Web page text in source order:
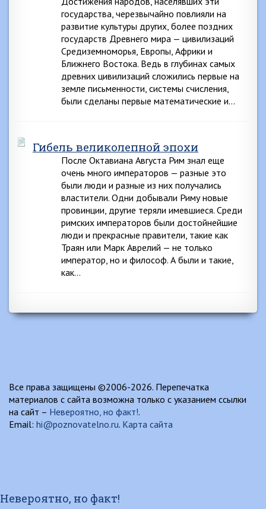
государства, черезвычайно повлияли на
развитие культуры других, более поздних
государств Древнего мира — цивилизаций
Средиземноморья, Европы, Африки и
Ближнего Востока. Ведь в глубинах самых
древних цивилизаций сложились первые на
земле письменности, системы счисления,
были сделаны первые математические и…
Гибель великолепной эпохи
После Октавиана Августа Рим знал еще
очень много императоров — разные это
были люди и разные из них получались
властители. Одни добывали Риму новые
провинции, другие теряли имевшиеся. Среди
римских императоров были достойнейшие
люди и прекрасные правители, такие как
Траян или Марк Аврелий — не только
император, но и философ. А были и такие,
как…
Все права защищены ©2006-2026. Перепечатка
материалов с сайта возможна только с указанием ссылки
на сайт – Невероятно, но факт!.
Email: hi@poznovatelno.ru. Карта сайта
Невероятно, но факт!